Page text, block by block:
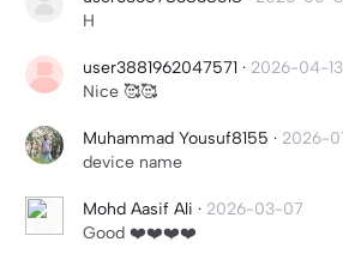
H
user3881962047571 · 2026-04-13
Nice 🥰🥰
Muhammad Yousuf8155 · 2026-
device name
Mohd Aasif Ali · 2026-03-07
Good ❤️❤️❤️❤️